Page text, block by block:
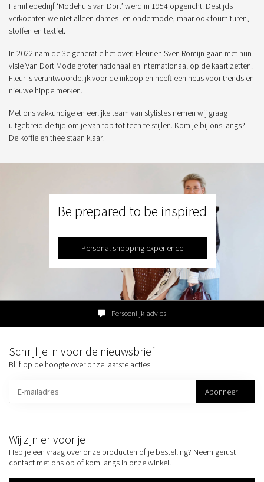
Familiebedrijf ‘Modehuis van Dort’ werd in 1954 opgericht. Destijds
verkochten we niet alleen dames- en ondermode, maar ook fournituren,
stoffen en textiel.
In 2022 nam de 3e generatie het over, Fleur en Sven Romijn gaan met hun
visie Van Dort Mode groter nationaal en internationaal op de kaart zetten.
Fleur is verantwoordelijk voor de inkoop en heeft een neus voor trends en
nieuwe hippe merken.
Met ons vakkundige en eerlijke team van stylistes nemen wij graag
uitgebreid de tijd om je van top tot teen te stijlen. Kom je bij ons langs?
De koffie en thee staan klaar.
Be prepared to be inspired
Personal shopping experience
Familiebedrijf sinds 1954
Wij zijn er voor je
Heb je een vraag over onze producten of je bestelling? Neem gerust
contact met ons op of kom langs in onze winkel!
Schrijf je in voor de nieuwsbrief
Blijf op de hoogte over onze laatste acties
Abonneer